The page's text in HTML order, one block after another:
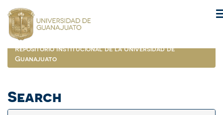
navigation
Repositorio Institucional de la Universidad de
Guanajuato
Search